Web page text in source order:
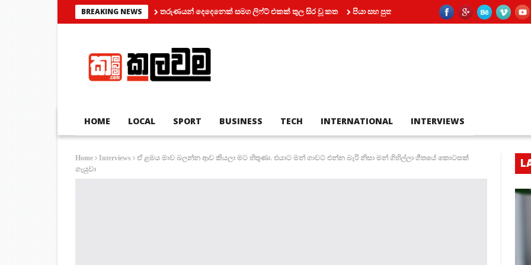
BREAKING NEWSතරුණයන් දෙදෙනෙක් සමග ලිෆ්ට් එකක් තුල සිර වූ කත පියා සහ පුතා අතර බහින්බස්වීම මරණයකින් කෙළවර වෙයි
HOME LOCAL SPORT BUSINESS TECH INTERNATIONAL INTERVIEWS
Home Interviews
ඒ ළමය මාව බලන්න ආව කියලා මට හිතුණා. එයාට මන් ගාවට එන්න බැරි නිසා මන් ගිහිල්ලා ගීතයේ කොටසක්
ගැයුවා